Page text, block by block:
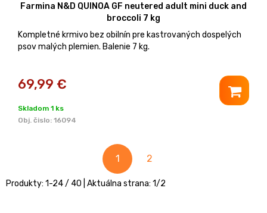
Farmina N&D QUINOA GF neutered adult mini duck and
broccoli 7 kg
Kompletné krmivo bez obilnín pre kastrovaných dospelých
psov malých plemien. Balenie 7 kg.
69,99 €
Skladom 1 ks
Obj. čislo: 16094
1 2
Produkty: 1-24/ 40 | Aktuálna strana: 1/2